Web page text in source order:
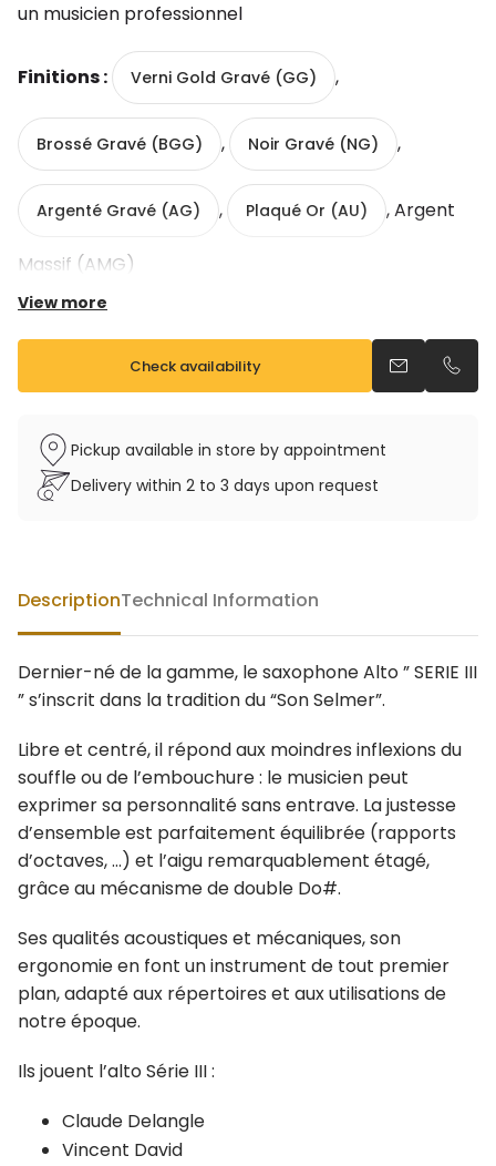
un musicien professionnel
Finitions : Verni Gold Gravé (GG) ,
Brossé Gravé (BGG) , Noir Gravé (NG) ,
Argenté Gravé (AG) , Plaqué Or (AU) , Argent
Massif (AMG)
Tonalité : Mib
Mécanisme automatique de double Do#
Clé de Fa# aigu
Ressorts aiguille en acier inox
View more
Check availability Send anCall
Pickup available in store by appointment
Delivery within 2 to 3 days upon request
DescriptionTechnical Information
Dernier-né de la gamme, le saxophone Alto ” SERIE III
” s’inscrit dans la tradition du “Son Selmer”.
Libre et centré, il répond aux moindres inflexions du
souffle ou de l’embouchure : le musicien peut
exprimer sa personnalité sans entrave. La justesse
d’ensemble est parfaitement équilibrée (rapports
d’octaves, …) et l’aigu remarquablement étagé,
grâce au mécanisme de double Do#.
Ses qualités acoustiques et mécaniques, son
ergonomie en font un instrument de tout premier
plan, adapté aux répertoires et aux utilisations de
notre époque.
Ils jouent l’alto Série III :
Claude Delangle
Vincent David